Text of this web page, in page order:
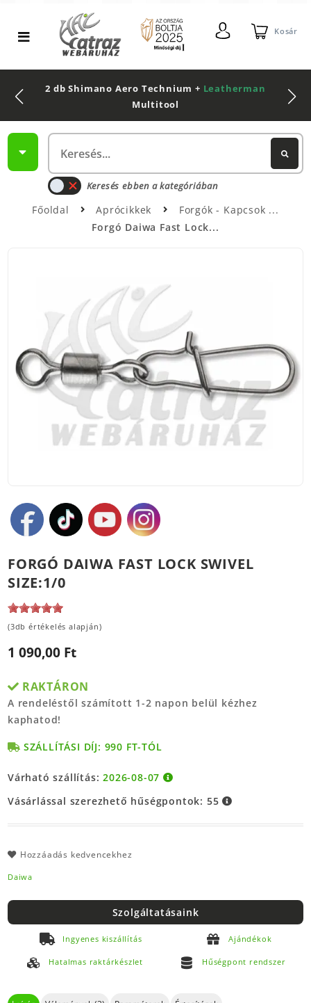
Kosár
2 db Shimano Aero Technium + Leatherman
Multitool
Keresés ebben a kategóriában
Főoldal Aprócikkek
Forgók - Kapcsok
Forgó Daiwa Fast Lock...
FORGÓ DAIWA FAST LOCK SWIVEL
SIZE:1/0
(3db értékelés alapján)
1 090,00 Ft
RAKTÁRON
A rendeléstől számított 1-2 napon belül kézhez
kaphatod!
SZÁLLÍTÁSI DÍJ: 990 FT-TÓL
Várható szállítás:2026-08-07
Vásárlással szerezhető hűségpontok: 55
Hozzáadás kedvencekhez
Daiwa
Szolgáltatásaink
Ingyenes kiszállítás Ajándékok
Hatalmas raktárkészlet Hűségpont rendszer